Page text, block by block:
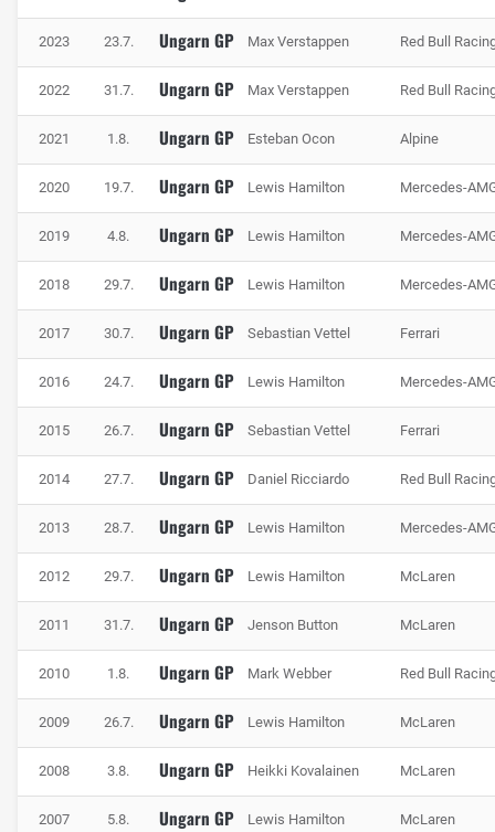
Runde auf der Bremse absolviert. Auf der anderen Seite
wird der Motor auf dem Hungaroring mit lediglich 65
Prozent Vollgas-Anteil auch nur in Maßen gefordert. Der
Benzinverbrauch liegt im mittleren Bereich.
Die härteste Belastung geht in Budapest erfahrungsgemäß
von den hohen Temperaturen aus, die sowohl dem Material
als auch den Piloten zusetzen. Vor allem die Reifen leiden
in der Hitze Budapests. Reifenmanagement kann bei
hohen Temperaturen den entscheidenden Unterschied
machen.
2023 23.7. Ungarn GP Max Verstappen Red Bull
2022 31.7. Ungarn GP Max Verstappen Red Bull
2021 1.8. Ungarn GP Esteban Ocon Alpine
2020 19.7. Ungarn GP Lewis Hamilton Mercedes-
2019 4.8. Ungarn GP Lewis Hamilton Mercedes-
2018 29.7. Ungarn GP Lewis Hamilton Mercedes-
2017 30.7. Ungarn GP Sebastian Vettel Ferrari
2016 24.7. Ungarn GP Lewis Hamilton Mercedes-
2015 26.7. Ungarn GP Sebastian Vettel Ferrari
2014 27.7. Ungarn GP Daniel Ricciardo Red Bull
2013 28.7. Ungarn GP Lewis Hamilton Mercedes-
2012 29.7. Ungarn GP Lewis Hamilton McLaren
2011 31.7. Ungarn GP Jenson Button McLaren
2010 1.8. Ungarn GP Mark Webber Red Bull
2009 26.7. Ungarn GP Lewis Hamilton McLaren
2008 3.8. Ungarn GP Heikki Kovalainen McLaren
2007 5.8. Ungarn GP Lewis Hamilton McLaren